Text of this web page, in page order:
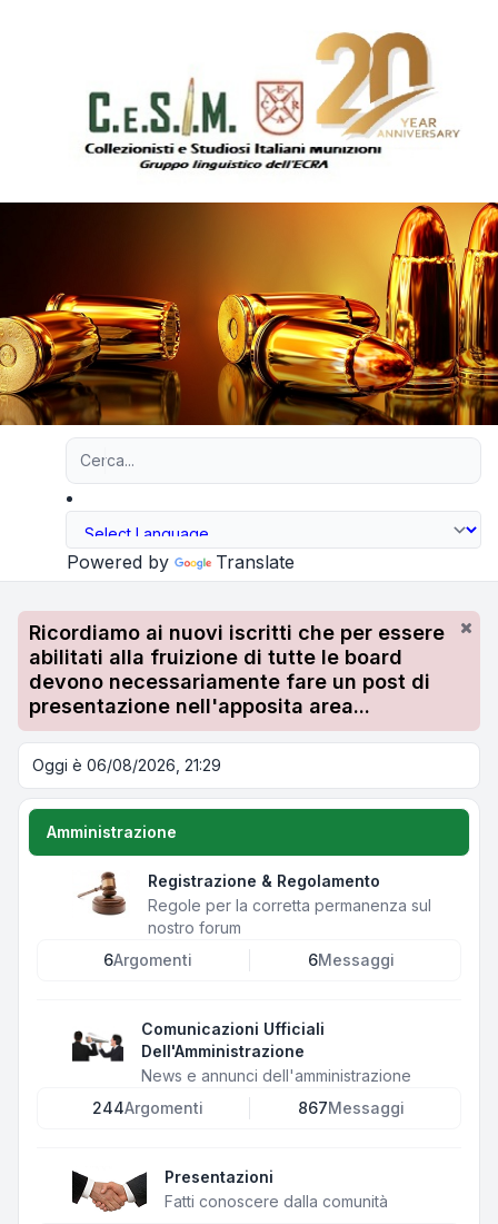
Powered by Translate
Ricordiamo ai nuovi iscritti che per essere
abilitati alla fruizione di tutte le board
devono necessariamente fare un post di
presentazione nell'apposita area...
Oggi è 06/08/2026, 21:29
Amministrazione
Registrazione & Regolamento
Regole per la corretta permanenza sul
nostro forum
6Argomenti 6Messaggi
Comunicazioni Ufficiali
Dell'Amministrazione
News e annunci dell'amministrazione
244Argomenti 867Messaggi
Presentazioni
Fatti conoscere dalla comunità